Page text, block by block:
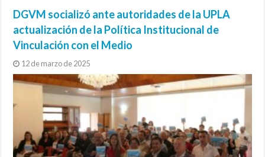
DGVM socializó ante autoridades de la UPLA
actualización de la Política Institucional de
Vinculación con el Medio
12 de marzo de 2025